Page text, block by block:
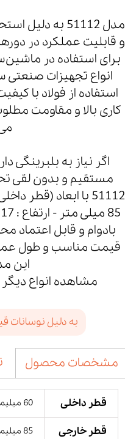
مدل 51112 به
و قابلیت عملکرد در
برای استفاده در
انواع تجهیزات
استفاده از فولاد با
کاری بالا و مقاومت
اگر نیاز به بلبرینگی
مستقیم و بدون لقی
بادوام و قابل
قیمت مناسب و طول عمر
این
مشاهده انواع دیگر
به دلیل نوسانات
مشخصات محصول
قطر داخلی 60 میلیمتر
قطر خارجی 85 میلیمتر